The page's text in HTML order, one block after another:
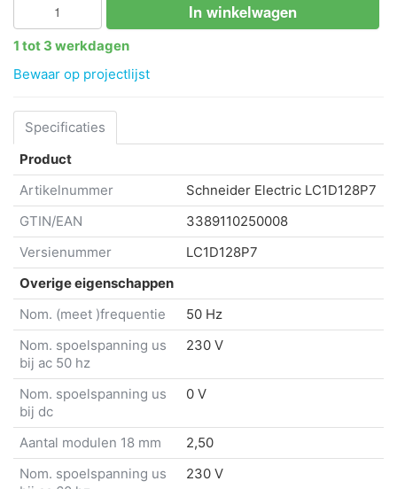
In winkelwagen
1 tot 3 werkdagen
Bewaar op projectlijst
Specificaties
Product
Artikelnummer
Schneider Electric LC1D128P7
GTIN/EAN
3389110250008
Versienummer
LC1D128P7
Overige eigenschappen
Nom. (meet )frequentie
50 Hz
Nom. spoelspanning us
bij ac 50 hz
230 V
Nom. spoelspanning us
bij dc
0 V
Aantal modulen 18 mm
2,50
Nom. spoelspanning us
230 V